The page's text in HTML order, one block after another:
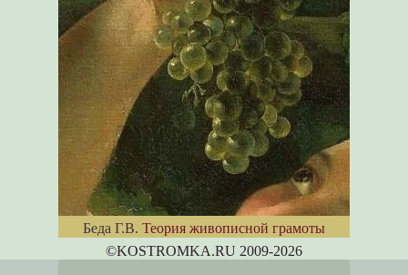
Беда Г.В. Теория живописной грамоты
©KOSTROMKA.RU 2009-2026